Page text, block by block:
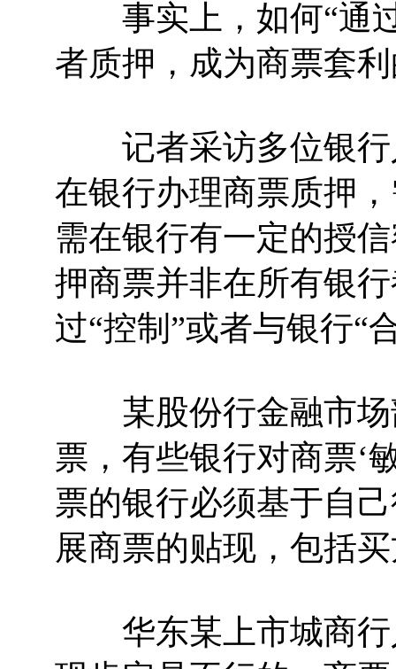
事实上，如何“通过
者质押，成为商票套
记者采访多位银行
在银行办理商票质押
需在银行有一定的授
押商票并非在所有银
过“控制”或者与银行“
某股份行金融市场
票，有些银行对商票‘
票的银行必须基于自
展商票的贴现，包括
华东某上市城商行